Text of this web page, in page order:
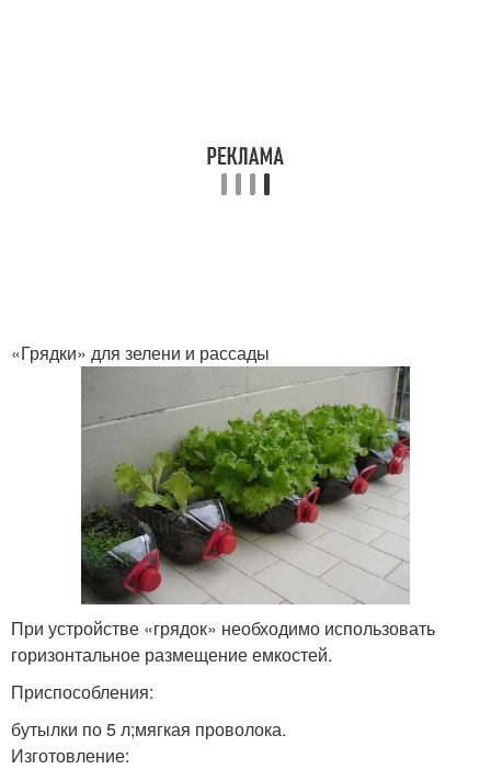
«Грядки» для зелени и рассады
При устройстве «грядок» необходимо использовать
горизонтальное размещение емкостей.
Приспособления:
бутылки по 5 л;мягкая проволока.
Изготовление: